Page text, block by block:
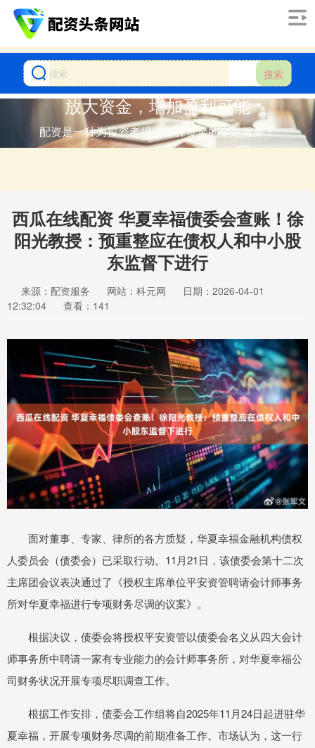
搜索
放大资金，增加盈利可能
配资是一种为投资者提供杠杆资金的金融服务！
西瓜在线配资 华夏幸福债委会查账！徐
阳光教授：预重整应在债权人和中小股
东监督下进行
来源：配资服务 网站：科元网
日期：2026-04-01
12:32:04
查看：141
面对董事、专家、律所的各方质疑，华夏幸福金融机构债权
人委员会（债委会）已采取行动。11月21日，该债委会第十二次
主席团会议表决通过了《授权主席单位平安资管聘请会计师事务
所对华夏幸福进行专项财务尽调的议案》。
根据决议，债委会将授权平安资管以债委会名义从四大会计
师事务所中聘请一家有专业能力的会计师事务所，对华夏幸福公
司财务状况开展专项尽职调查工作。
根据工作安排，债委会工作组将自2025年11月24日起进驻华
夏幸福，开展专项财务尽调的前期准备工作。市场认为，这一行